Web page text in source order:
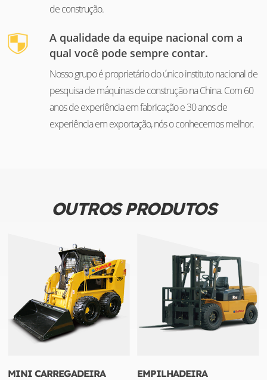
de construção.
A qualidade da equipe nacional com a
qual você pode sempre contar.
Nosso grupo é proprietário do único instituto nacional de
pesquisa de máquinas de construção na China. Com 60
anos de experiência em fabricação e 30 anos de
experiência em exportação, nós o conhecemos melhor.
OUTROS PRODUTOS
MINI CARREGADEIRA EMPILHADEIRA